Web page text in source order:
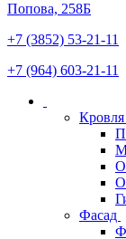
Попова, 258Б
+7 (3852) 53-21-11
+7 (964) 603-21-11
Кровля
Фасад